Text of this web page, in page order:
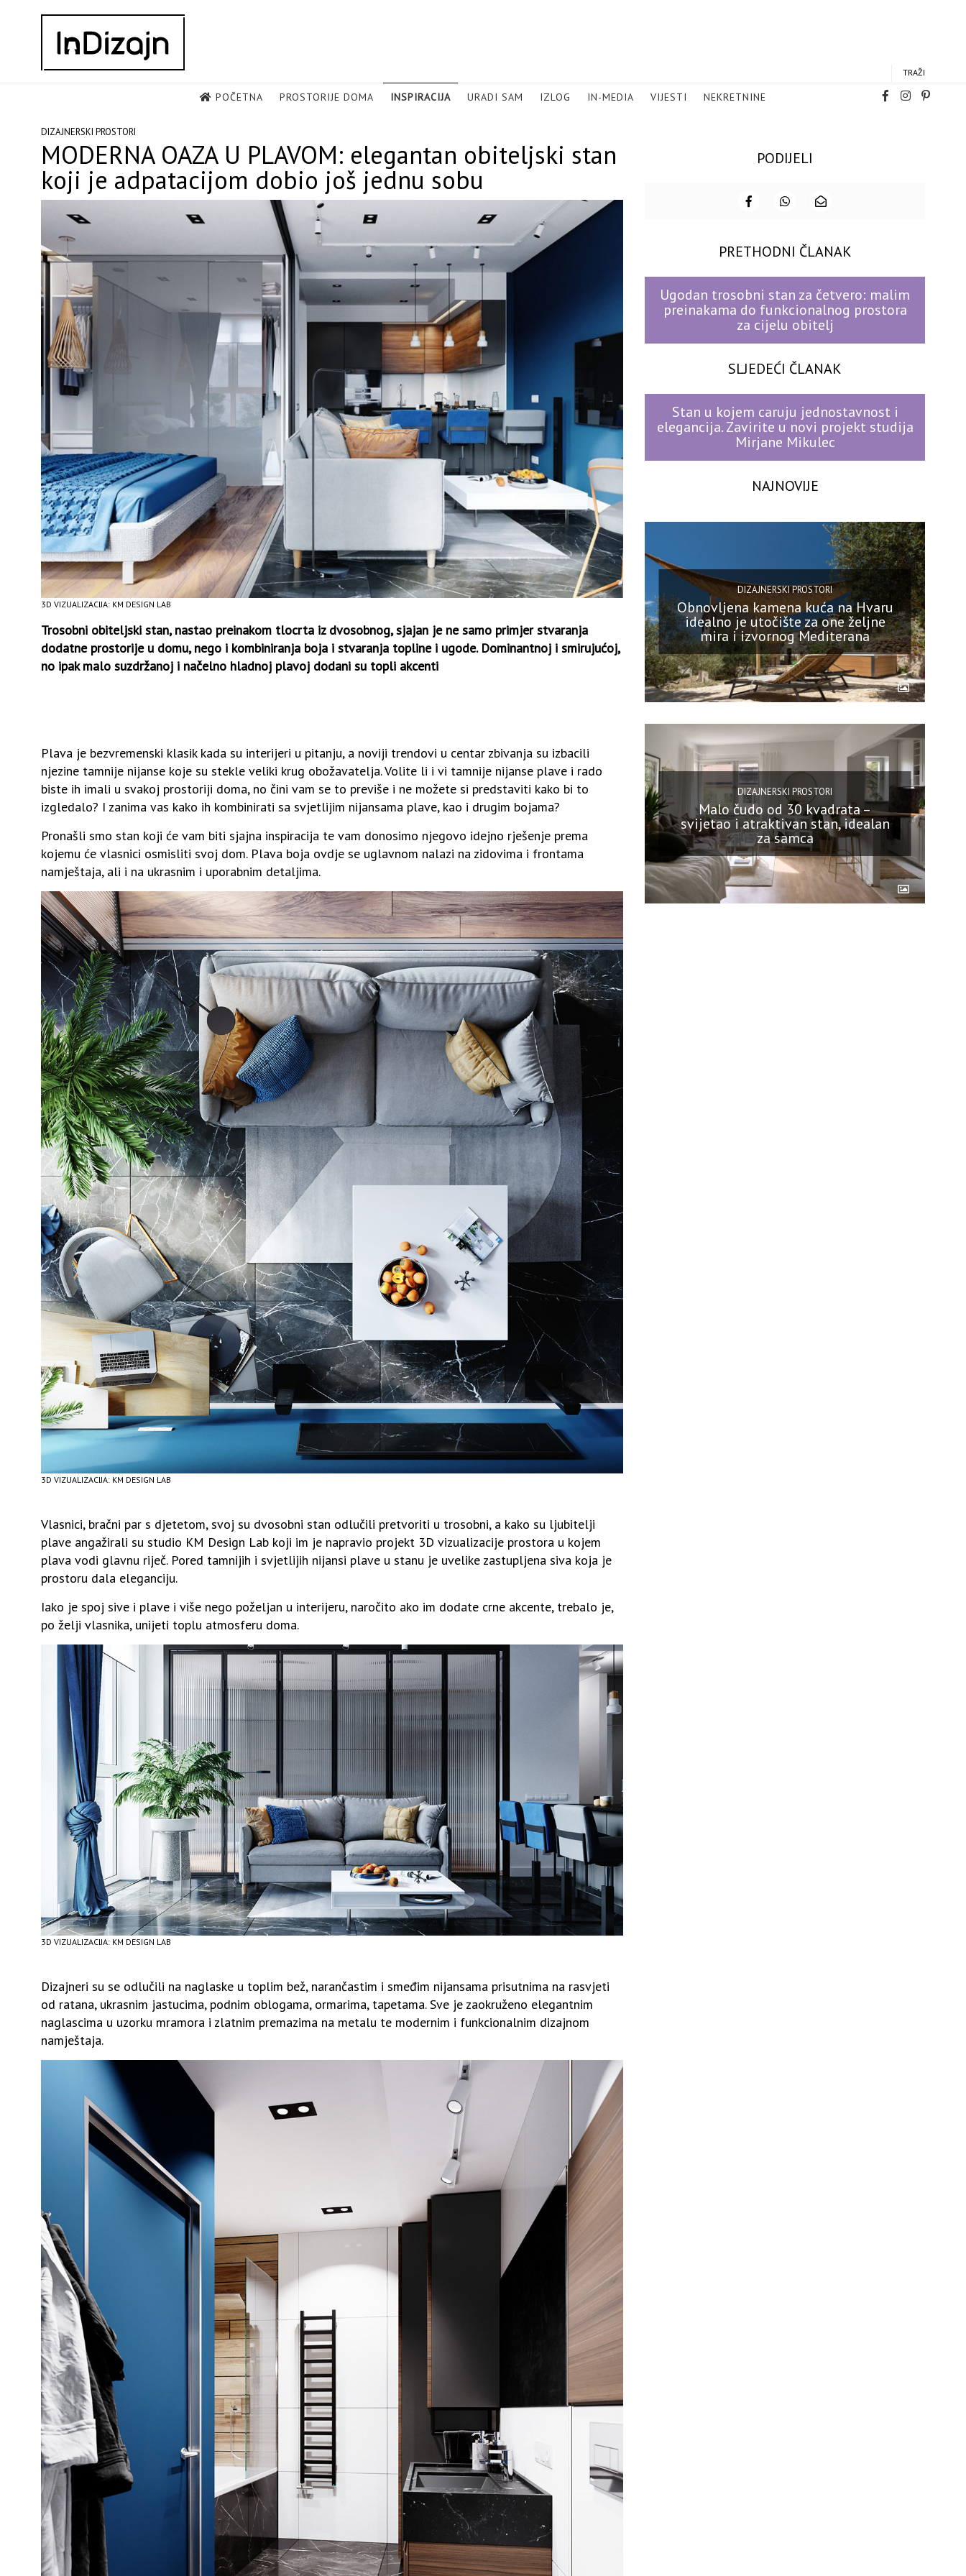
TRAŽI
POČETNA PROSTORIJE DOMA INSPIRACIJA URADI SAM IZLOG IN-MEDIA VIJESTI NEKRETNINE
DIZAJNERSKI PROSTORI
MODERNA OAZA U PLAVOM: elegantan obiteljski stan
koji je adpatacijom dobio još jednu sobu
3D VIZUALIZACIJA: KM DESIGN LAB
Trosobni obiteljski stan, nastao preinakom tlocrta iz dvosobnog, sjajan je ne samo primjer stvaranja
dodatne prostorije u domu, nego i kombiniranja boja i stvaranja topline i ugode. Dominantnoj i smirujućoj,
no ipak malo suzdržanoj i načelno hladnoj plavoj dodani su topli akcenti
Plava je bezvremenski klasik kada su interijeri u pitanju, a noviji trendovi u centar zbivanja su izbacili
njezine tamnije nijanse koje su stekle veliki krug obožavatelja. Volite li i vi tamnije nijanse plave i rado
biste ih imali u svakoj prostoriji doma, no čini vam se to previše i ne možete si predstaviti kako bi to
izgledalo? I zanima vas kako ih kombinirati sa svjetlijim nijansama plave, kao i drugim bojama?
Pronašli smo stan koji će vam biti sjajna inspiracija te vam donosimo njegovo idejno rješenje prema
kojemu će vlasnici osmisliti svoj dom. Plava boja ovdje se uglavnom nalazi na zidovima i frontama
namještaja, ali i na ukrasnim i uporabnim detaljima.
3D VIZUALIZACIJA: KM DESIGN LAB
Vlasnici, bračni par s djetetom, svoj su dvosobni stan odlučili pretvoriti u trosobni, a kako su ljubitelji
plave angažirali su studio KM Design Lab koji im je napravio projekt 3D vizualizacije prostora u kojem
plava vodi glavnu riječ. Pored tamnijih i svjetlijih nijansi plave u stanu je uvelike zastupljena siva koja je
prostoru dala eleganciju.
Iako je spoj sive i plave i više nego poželjan u interijeru, naročito ako im dodate crne akcente, trebalo je,
po želji vlasnika, unijeti toplu atmosferu doma.
3D VIZUALIZACIJA: KM DESIGN LAB
Dizajneri su se odlučili na naglaske u toplim bež, narančastim i smeđim nijansama prisutnima na rasvjeti
od ratana, ukrasnim jastucima, podnim oblogama, ormarima, tapetama. Sve je zaokruženo elegantnim
naglascima u uzorku mramora i zlatnim premazima na metalu te modernim i funkcionalnim dizajnom
namještaja.
PODIJELI
PRETHODNI ČLANAK
Ugodan trosobni stan za četvero: malim
preinakama do funkcionalnog prostora
za cijelu obitelj
SLJEDEĆI ČLANAK
Stan u kojem caruju jednostavnost i
elegancija. Zavirite u novi projekt studija
Mirjane Mikulec
NAJNOVIJE
DIZAJNERSKI PROSTORI
Obnovljena kamena kuća na Hvaru
idealno je utočište za one željne
mira i izvornog Mediterana
DIZAJNERSKI PROSTORI
Malo čudo od 30 kvadrata –
svijetao i atraktivan stan, idealan
za samca